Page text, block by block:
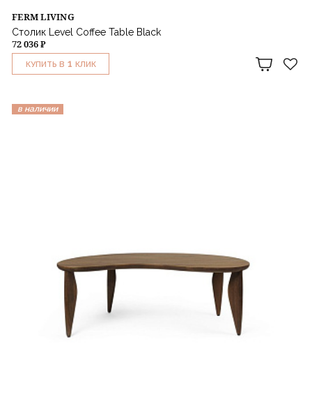
FERM LIVING
Столик Level Coffee Table Black
72 036 ₽
КУПИТЬ В 1 КЛИК
в наличии